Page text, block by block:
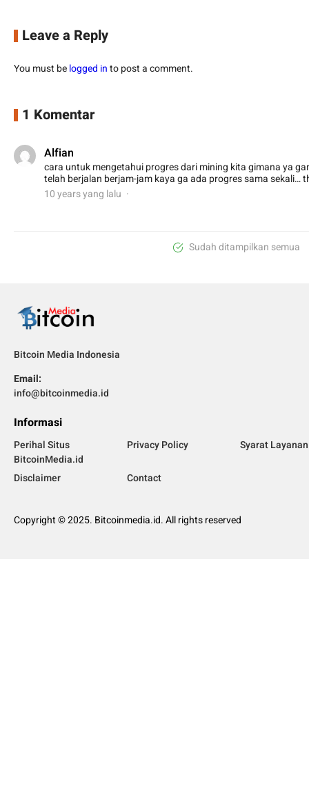
Leave a Reply
You must belogged into post a comment.
1 Komentar
Alfian
cara untuk mengetahui progres dari mining kita gimana ya
telah berjalan berjam-jam kaya ga ada progres sama sekali…
10 years yang lalu
Sudah ditampilkan semua
Bitcoin Media Indonesia
Email:
info@bitcoinmedia.id
Informasi
Perihal Situs
BitcoinMedia.id
Privacy Policy Syarat Layanan
Disclaimer Contact
Copyright © 2025. Bitcoinmedia.id. All rights reserved